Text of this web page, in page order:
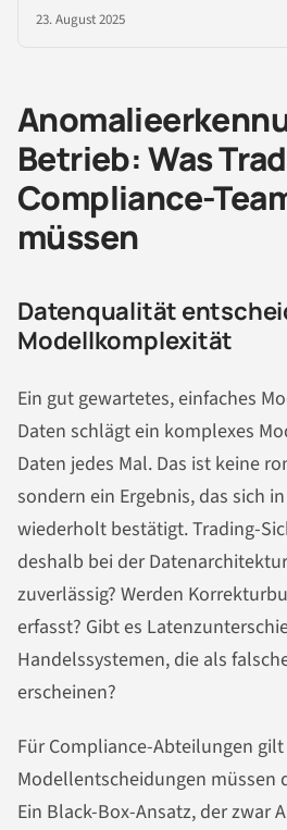
23. August 2025
Betrieb: Was
Compliance-
müssen
Datenqualität
Modellkomplexität
Ein gut gewartetes, einfaches
Daten schlägt ein komplexes
Daten jedes Mal. Das ist keine
sondern ein Ergebnis, das sich
wiederholt bestätigt. Trading-
deshalb bei der
zuverlässig? Werden
erfasst? Gibt es
Handelssystemen, die als
erscheinen?
Für Compliance-Abteilungen
Modellentscheidungen müssen
Ein Black-Box-Ansatz, der zwar